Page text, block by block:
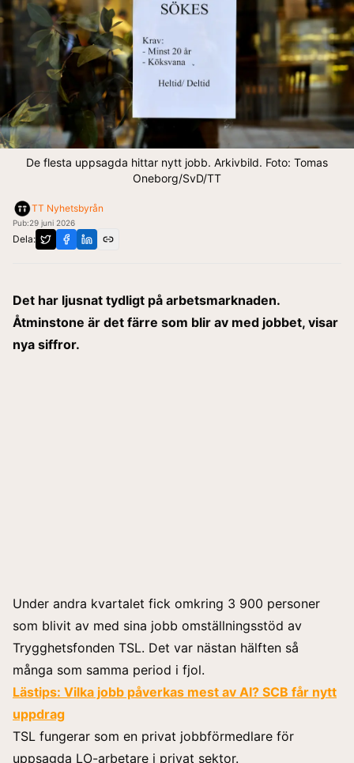
De flesta uppsagda hittar nytt jobb. Arkivbild. Foto: Tomas
Oneborg/SvD/TT
TT Nyhetsbyrån
Pub:29 juni 2026
Dela:
Det har ljusnat tydligt på arbetsmarknaden.
Åtminstone är det färre som blir av med jobbet, visar
nya siffror.
Under andra kvartalet fick omkring 3 900 personer
som blivit av med sina jobb omställningsstöd av
Trygghetsfonden TSL. Det var nästan hälften så
många som samma period i fjol.
Lästips: Vilka jobb påverkas mest av AI? SCB får nytt
uppdrag
TSL fungerar som en privat jobbförmedlare för
uppsagda LO-arbetare i privat sektor.